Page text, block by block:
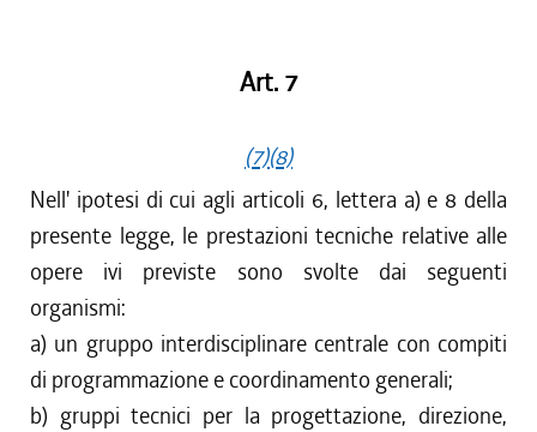
Art. 7
(7)(8)
Nell' ipotesi di cui agli articoli 6, lettera a) e 8 della
presente legge, le prestazioni tecniche relative alle
opere ivi previste sono svolte dai seguenti
organismi:
a) un gruppo interdisciplinare centrale con compiti
di programmazione e coordinamento generali;
b) gruppi tecnici per la progettazione, direzione,